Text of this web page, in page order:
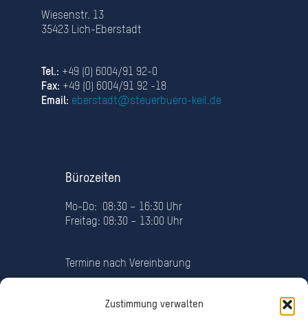
Zustimmung verwalten
Wiesenstr. 13
35423 Lich-Eberstadt
Tel.: +49 (0) 6004/91 92-0
Fax: +49 (0) 6004/91 92 -18
Email: eberstadt@steuerbuero-keil.de
Bürozeiten
Mo-Do: 08:30 – 16:30 Uhr
Freitag: 08:30 – 13:00 Uhr
Termine nach Vereinbarung